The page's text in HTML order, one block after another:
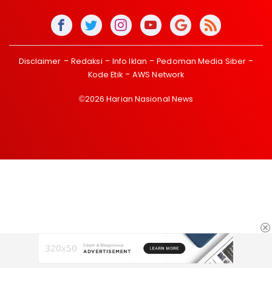
Disclaimer Redaksi Info Iklan
Pedoman Media Siber
Kode Etik
AWS Network
©2026 Harian Nasional News